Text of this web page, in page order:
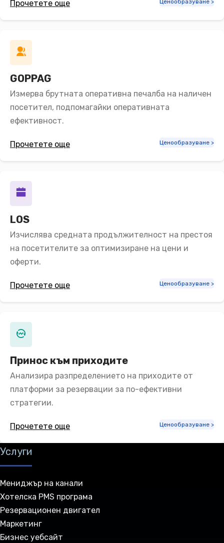
Прочетете още Ценообразуване >
GOPPAG
Измерва брутната оперативна печалба на наличен
посетител, подпомагайки оперативната
ефективност.
Прочетете още Ценообразуване >
LOS
Изчислява средната продължителност на престоя
на посетителите за оптимизиране на цени и
оферти.
Прочетете още Ценообразуване >
Принос към приходите
Анализира разпределението на приходите от
платформи за резервации за по-ефективни
стратегии.
Прочетете още Ценообразуване >
Услуги
Мениджър на канали
Хотелска PMS програма
Резервационен двигател
Маркетинг
Бизнес уебсайт